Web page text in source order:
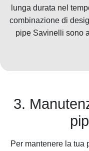
lunga durata nel
combinazione di
pipe Savinelli sono
3.
Per mantenere la tua